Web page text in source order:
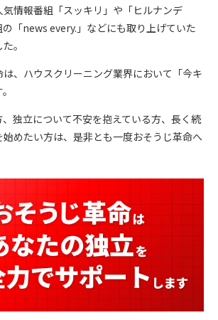
気情報番組「スッキリ」や「ヒルナンデ
「news every.」などにも取り上げていた
。
、ハウスクリーニング業界において「今キ
独立について不安を抱えている方、長く続
めたい方は、是非とも一度おそうじ革命へ